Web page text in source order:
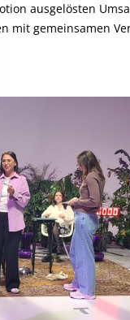
ausgelösten
mit gemeinsamen